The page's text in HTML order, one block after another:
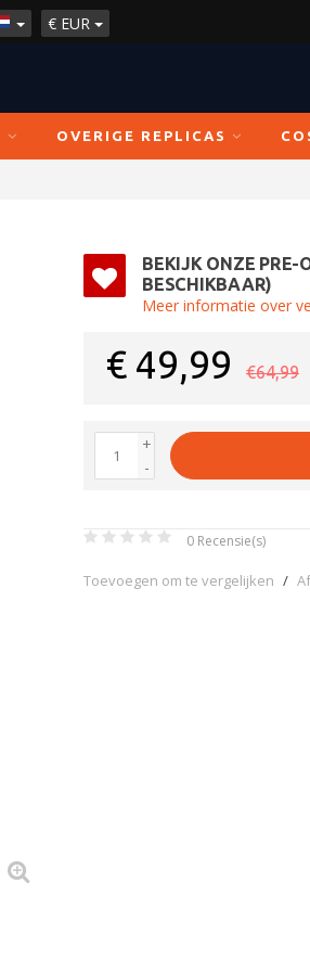
€ EUR
OVERIGE REPLICAS
BEKIJK ONZE PRE-
BESCHIKBAAR)
Meer informatie over
€ 49,99 €64,99
+
-
0 Recensie(s)
Toevoegen om te vergelijken /